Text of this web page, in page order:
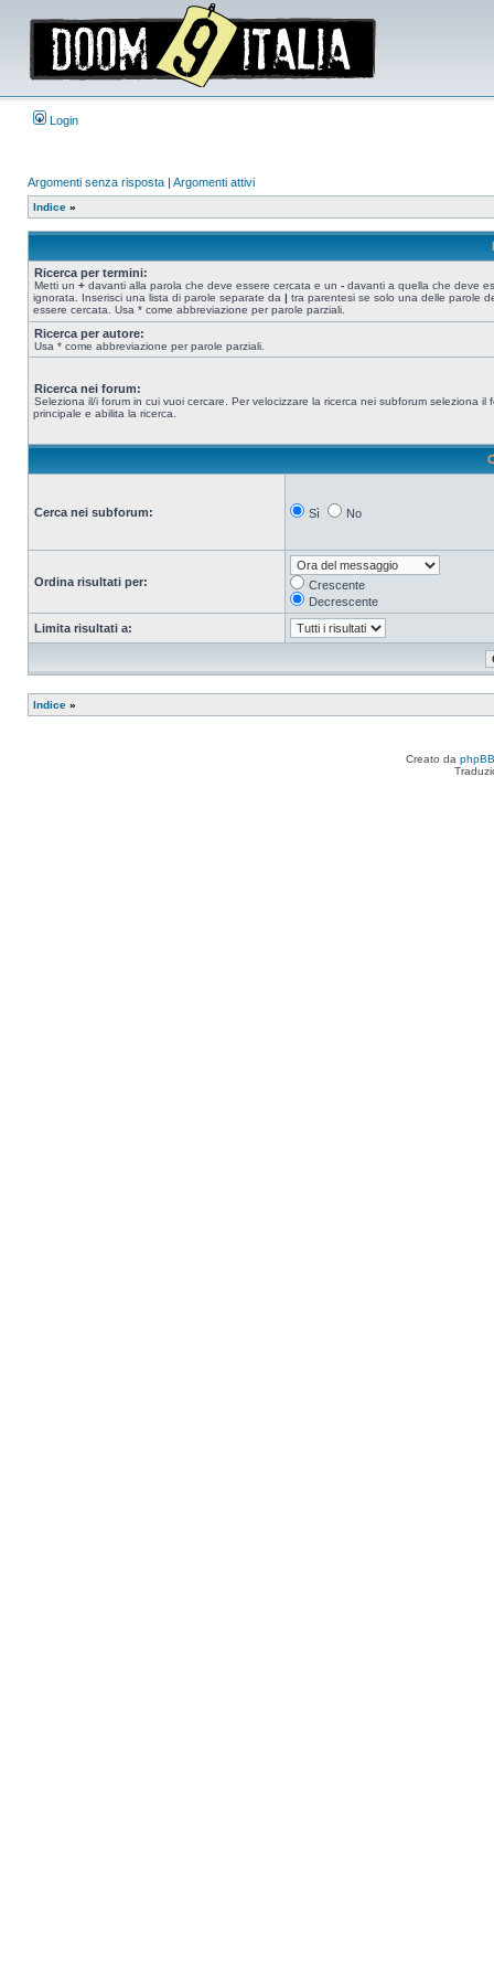
Login
Argomenti senza risposta | Argomenti attivi
Indice »
Ricerca per termini:
Metti un + davanti alla parola che deve essere cercata e un - davanti a quella che deve
ignorata. Inserisci una lista di parole separate da | tra parentesi se solo una delle parole
essere cercata. Usa * come abbreviazione per parole parziali.
Ricerca per autore:
Usa * come abbreviazione per parole parziali.
Ricerca nei forum:
Seleziona il/i forum in cui vuoi cercare. Per velocizzare la ricerca nei subforum seleziona il
principale e abilita la ricerca.
Cerca nei subforum: Sì No
Ordina risultati per:
Crescente
Decrescente
Limita risultati a:
Indice »
Creato da phpBB